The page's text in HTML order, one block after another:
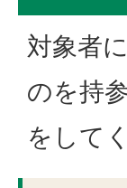
対象者
のを持
をして